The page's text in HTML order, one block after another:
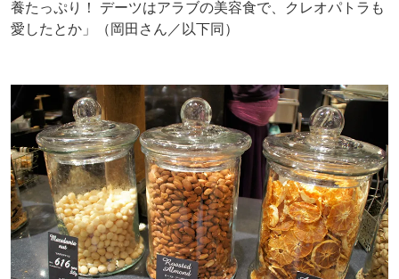
養たっぷり！ デーツはアラブの美容食で、クレオパトラも
愛したとか」（岡田さん／以下同）